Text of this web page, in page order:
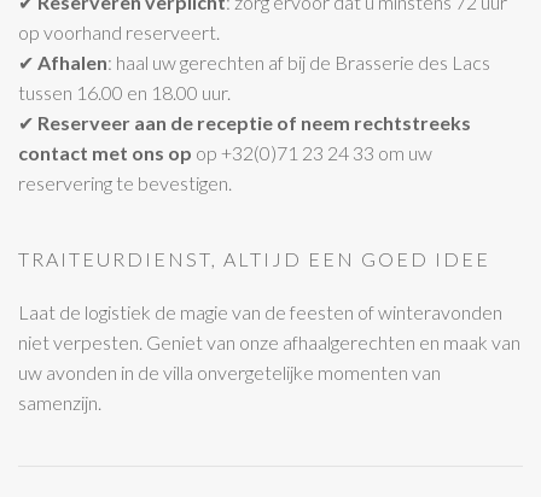
op voorhand reserveert.
✔ Afhalen: haal uw gerechten af bij de Brasserie des Lacs
tussen 16.00 en 18.00 uur.
✔ Reserveer aan de receptie of neem rechtstreeks
contact met ons op op +32(0)71 23 24 33 om uw
reservering te bevestigen.
TRAITEURDIENST, ALTIJD EEN GOED IDEE
Laat de logistiek de magie van de feesten of winteravonden
niet verpesten. Geniet van onze afhaalgerechten en maak van
uw avonden in de villa onvergetelijke momenten van
samenzijn.